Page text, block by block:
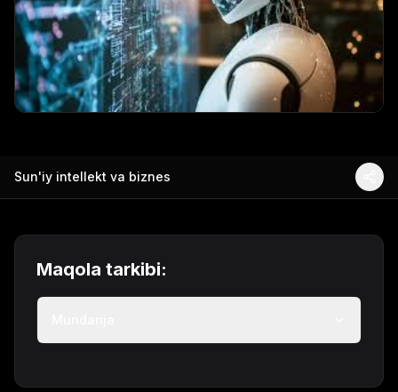
Sun'iy intellekt va biznes
Maqola tarkibi: